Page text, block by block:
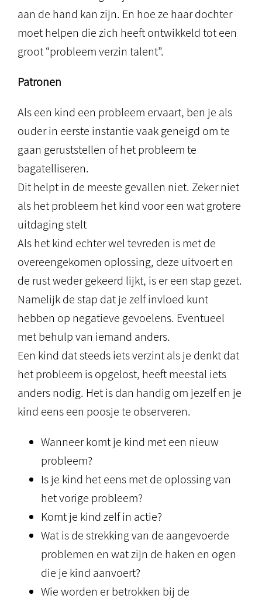
aan de hand kan zijn. En hoe ze haar dochter
moet helpen die zich heeft ontwikkeld tot een
groot “probleem verzin talent”.
Patronen
Als een kind een probleem ervaart, ben je als
ouder in eerste instantie vaak geneigd om te
gaan geruststellen of het probleem te
bagatelliseren.
Dit helpt in de meeste gevallen niet. Zeker niet
als het probleem het kind voor een wat grotere
uitdaging stelt
Als het kind echter wel tevreden is met de
overeengekomen oplossing, deze uitvoert en
de rust weder gekeerd lijkt, is er een stap gezet.
Namelijk de stap dat je zelf invloed kunt
hebben op negatieve gevoelens. Eventueel
met behulp van iemand anders.
Een kind dat steeds iets verzint als je denkt dat
het probleem is opgelost, heeft meestal iets
anders nodig. Het is dan handig om jezelf en je
kind eens een poosje te observeren.
Wanneer komt je kind met een nieuw
probleem?
Is je kind het eens met de oplossing van
het vorige probleem?
Komt je kind zelf in actie?
Wat is de strekking van de aangevoerde
problemen en wat zijn de haken en ogen
die je kind aanvoert?
Wie worden er betrokken bij de